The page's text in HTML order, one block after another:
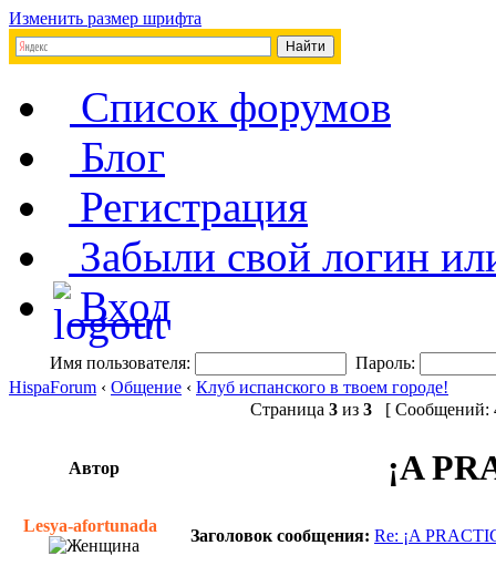
Изменить размер шрифта
Список форумов
Блог
Регистрация
Забыли свой логин
Вход
Имя пользователя:
Пароль:
HispaForum ‹ Общение ‹ Клуб испанского в твоем городе!
Страница 3 из 3 [ Сообщений:
Автор ¡A
Lesya-afortunada
Заголовок сообщения: Re: ¡A